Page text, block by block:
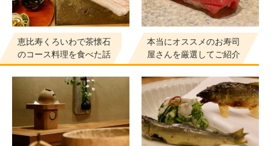
恵比寿くろいわで茶懐石
のコース料理を食べた話
本当にオススメのお寿司
屋さんを厳選してご紹介